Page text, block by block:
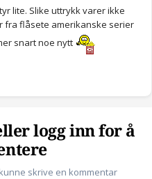
lite. Slike uttrykk varer ikke
fra flåsete amerikanske serier
snart noe nytt
logg inn for å
skrive en kommentar